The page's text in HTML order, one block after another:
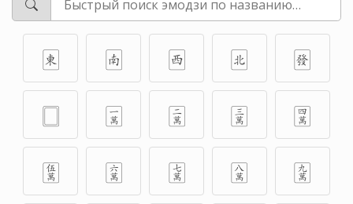
🀀 🀁 🀂 🀃
🀅
🀆
🀇 🀈 🀉
🀊
🀋
🀌 🀍 🀎
🀏